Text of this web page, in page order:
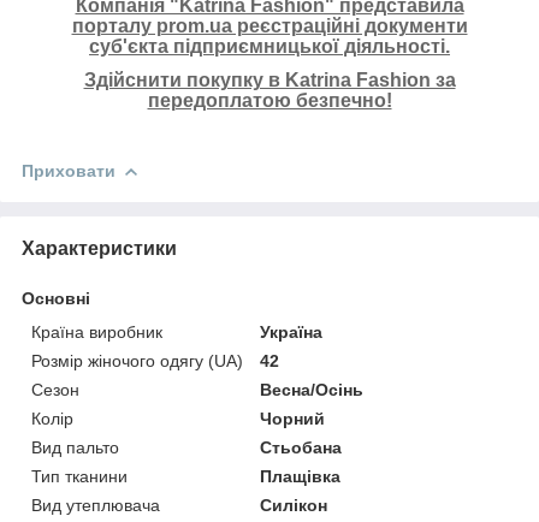
Компанія "Katrina Fashion" представила
порталу prom.ua реєстраційні документи
суб'єкта підприємницької діяльності.
Здійснити покупку в Katrina Fashion за
передоплатою безпечно!
Приховати
Характеристики
Основні
Країна виробник
Україна
Розмір жіночого одягу (UA)
42
Сезон
Весна/Осінь
Колір
Чорний
Вид пальто
Стьобана
Тип тканини
Плащівка
Вид утеплювача
Силікон